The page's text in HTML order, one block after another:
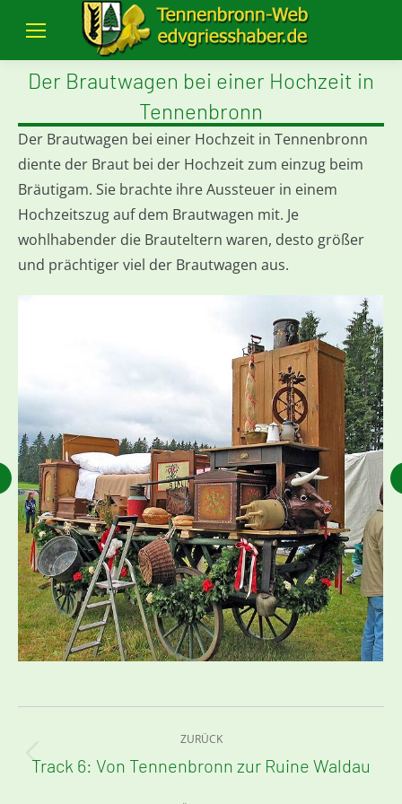
Der Brautwagen bei einer Hochzeit in
Tennenbronn
Der Brautwagen bei einer Hochzeit in Tennenbronn
diente der Braut bei der Hochzeit zum einzug beim
Bräutigam. Sie brachte ihre Aussteuer in einem
Hochzeitszug auf dem Brautwagen mit. Je
wohlhabender die Brauteltern waren, desto größer
und prächtiger viel der Brautwagen aus.
ZURÜCK
Vorheriger
Track 6: Von Tennenbronn zur Ruine Waldau